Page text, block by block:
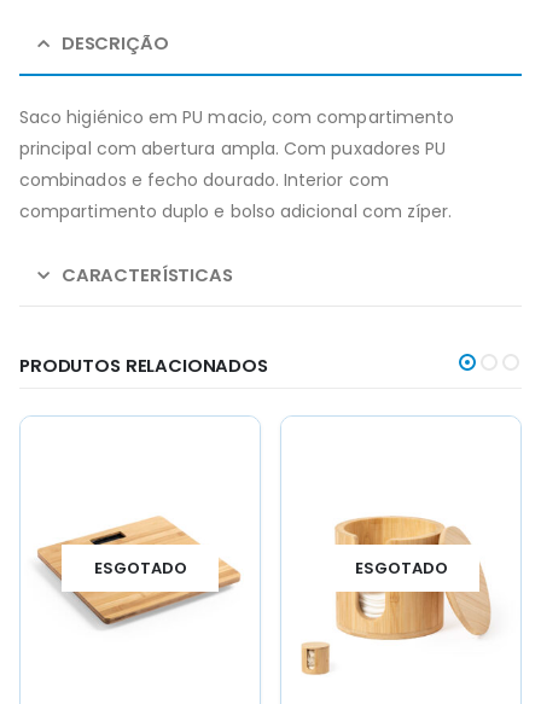
DESCRIÇÃO
Saco higiénico em PU macio, com compartimento
principal com abertura ampla. Com puxadores PU
combinados e fecho dourado. Interior com
compartimento duplo e bolso adicional com zíper.
CARACTERÍSTICAS
PRODUTOS RELACIONADOS
ESGOTADO